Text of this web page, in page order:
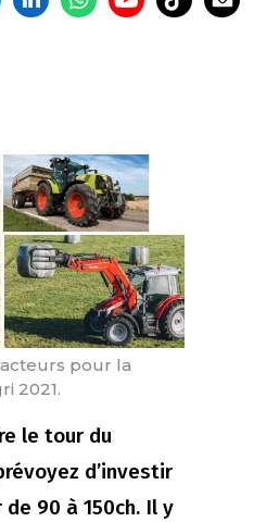
pour la
2021.
le tour du
d’investir
90 à 150ch. Il y